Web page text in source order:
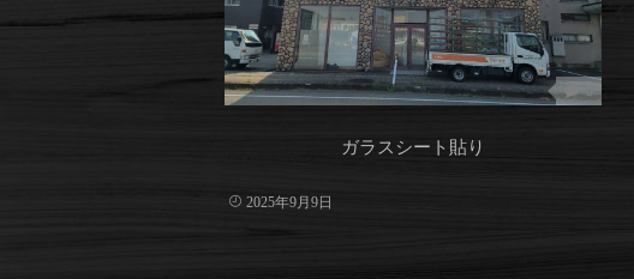
0
ガラスシート貼り
2025年9月9日